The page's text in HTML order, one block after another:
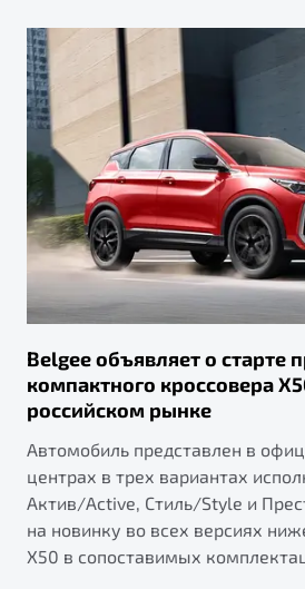
Belgee объявляет о старте
компактного кроссовера
российском рынке
Автомобиль представлен в
центрах в трех вариантах
Актив/Active, Стиль/Style и
на новинку во всех версиях
X50 в сопоставимых